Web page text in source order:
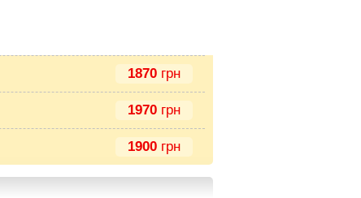
1870 грн
1970 грн
1900 грн